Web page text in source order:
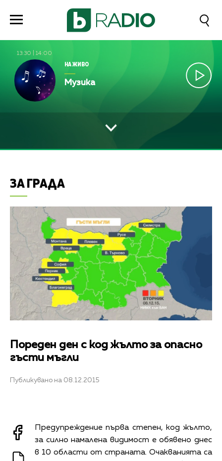
13:30 14:00
НА ЖИВО
Музика
ЗА ГРАДА
Пореден ден с код жълто за опасно
гъсти мъгли
Публикувано на 08.12.2015
Предупреждение първа степен, код жълто,
за силно намалена видимост е обявено днес
в 10 области от страната. Очакванията са